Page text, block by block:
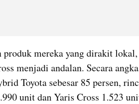
produk mereka yang dirakit
menjadi andalan. Secara
Toyota sebesar 85 persen,
unit dan Yaris Cross 1.523